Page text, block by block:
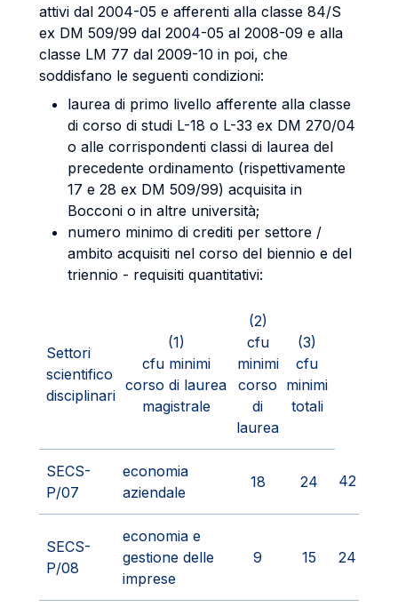
attivi dal 2004-05 e afferenti alla classe 84/S
ex DM 509/99 dal 2004-05 al 2008-09 e alla
classe LM 77 dal 2009-10 in poi, che
soddisfano le seguenti condizioni:
laurea di primo livello afferente alla classe
di corso di studi L-18 o L-33 ex DM 270/04
o alle corrispondenti classi di laurea del
precedente ordinamento (rispettivamente
17 e 28 ex DM 509/99) acquisita in
Bocconi o in altre università;
numero minimo di crediti per settore /
ambito acquisiti nel corso del biennio e del
triennio - requisiti quantitativi:
Settori
scientifico
disciplinari
(1)
cfu minimi
corso di laurea
magistrale
(2)
cfu
minimi
corso
di
laurea
(3)
cfu
minimi
totali
SECS-
P/07
economia
aziendale
18 24 42
SECS-
P/08
economia e
gestione delle
imprese
9 15 24